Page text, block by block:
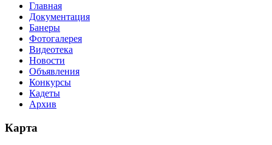
Главная
Документация
Банеры
Фотогалерея
Видеотека
Новости
Объявления
Конкурсы
Кадеты
Архив
Карта